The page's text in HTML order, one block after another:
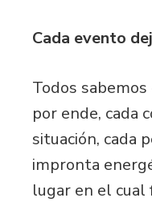
Cada evento
Todos
por ende, cada
situación, cada
impronta
lugar en el cual